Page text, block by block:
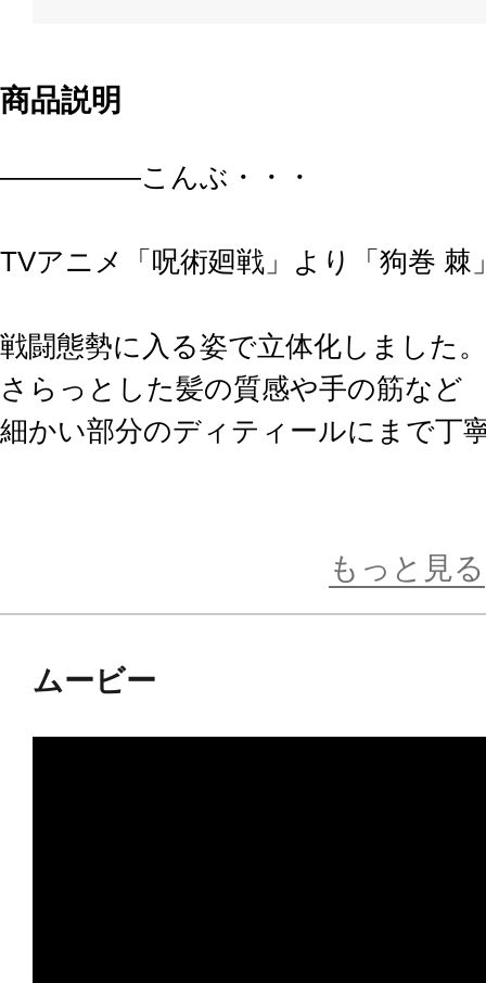
商品説明
―――――こんぶ・・・
TVアニメ「呪術廻戦」より「狗巻
戦闘態勢に入る姿で立体化しました。
さらっとした髪の質感や手の筋など
細かい部分のディティールにまで丁
ファスナーが開いた状態の姿を再現
呪術廻戦の世界観をイメージしたデ
もっと見る
ムービー